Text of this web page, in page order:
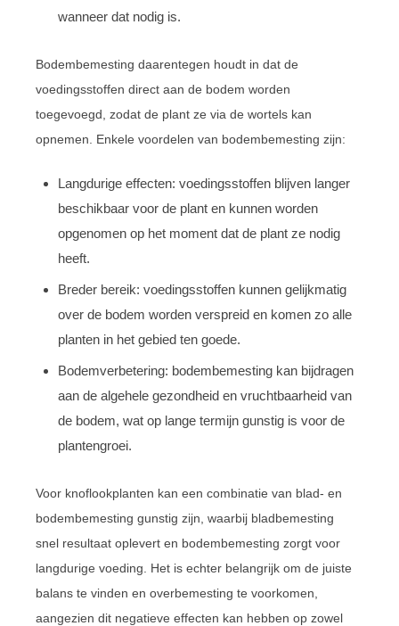
wanneer dat nodig is.
Bodembemesting daarentegen houdt in dat de
voedingsstoffen direct aan de bodem worden
toegevoegd, zodat de plant ze via de wortels kan
opnemen. Enkele voordelen van bodembemesting zijn:
Langdurige effecten: voedingsstoffen blijven langer
beschikbaar voor de plant en kunnen worden
opgenomen op het moment dat de plant ze nodig
heeft.
Breder bereik: voedingsstoffen kunnen gelijkmatig
over de bodem worden verspreid en komen zo alle
planten in het gebied ten goede.
Bodemverbetering: bodembemesting kan bijdragen
aan de algehele gezondheid en vruchtbaarheid van
de bodem, wat op lange termijn gunstig is voor de
plantengroei.
Voor knoflookplanten kan een combinatie van blad- en
bodembemesting gunstig zijn, waarbij bladbemesting
snel resultaat oplevert en bodembemesting zorgt voor
langdurige voeding. Het is echter belangrijk om de juiste
balans te vinden en overbemesting te voorkomen,
aangezien dit negatieve effecten kan hebben op zowel